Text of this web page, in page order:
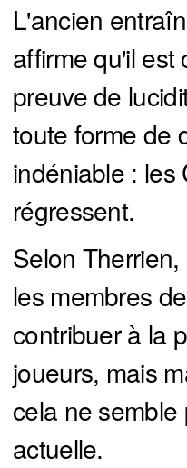
L'ancien
affirme qu'il est
preuve de
toute forme de
indéniable : les
régressent.
Selon
les membres
contribuer à la
joueurs, mais
cela ne semble
actuelle.